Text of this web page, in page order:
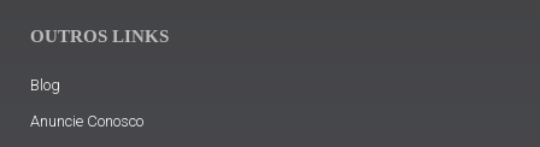
OUTROS LINKS
Blog
Anuncie Conosco